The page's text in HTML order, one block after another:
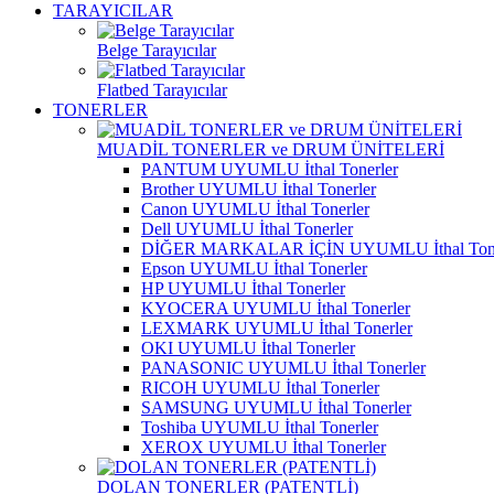
TARAYICILAR
Belge Tarayıcılar
Flatbed Tarayıcılar
TONERLER
MUADİL TONERLER ve DRUM ÜNİTELERİ
PANTUM UYUMLU İthal Tonerler
Brother UYUMLU İthal Tonerler
Canon UYUMLU İthal Tonerler
Dell UYUMLU İthal Tonerler
DİĞER MARKALAR İÇİN UYUMLU İthal
Epson UYUMLU İthal Tonerler
HP UYUMLU İthal Tonerler
KYOCERA UYUMLU İthal Tonerler
LEXMARK UYUMLU İthal Tonerler
OKI UYUMLU İthal Tonerler
PANASONIC UYUMLU İthal Tonerler
RICOH UYUMLU İthal Tonerler
SAMSUNG UYUMLU İthal Tonerler
Toshiba UYUMLU İthal Tonerler
XEROX UYUMLU İthal Tonerler
DOLAN TONERLER (PATENTLİ)